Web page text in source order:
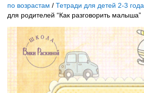
по возрастам / Тетради для детей 2-3 года
для родителей “Как разговорить малыша”